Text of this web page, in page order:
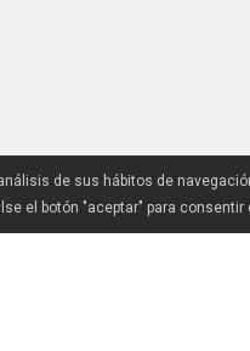
de sus hábitos de
el botón "aceptar" para